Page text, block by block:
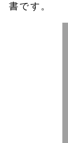
書です。